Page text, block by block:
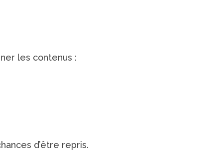
les contenus :
d’être repris.